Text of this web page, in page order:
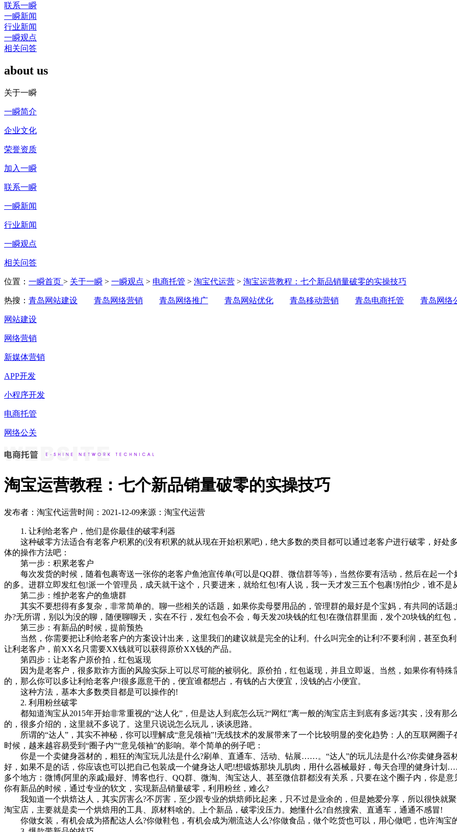
联系一瞬
一瞬新闻
行业新闻
一瞬观点
相关问答
about us
关于一瞬
一瞬简介
企业文化
荣誉资质
加入一瞬
联系一瞬
一瞬新闻
行业新闻
一瞬观点
相关问答
位置： 一瞬首页 > 关于一瞬 > 一瞬观点 > 电商托管 > 淘宝代运营 > 淘宝运营教程：七个新品销量破零的实操技巧
热搜： 青岛网站建设 青岛网络营销 青岛网络推广 青岛网站优化 青岛移动营销 青岛电商托管 青岛网络
网站建设
网络营销
新媒体营销
APP开发
小程序开发
电商托管
网络公关
淘宝运营教程：七个新品销量破零的实操技巧
发布者：淘宝代运营时间：2021-12-09来源：淘宝代运营
1. 让利给老客户，他们是你最佳的破零利器
这种破零方法适合有老客户积累的(没有积累的就从现在开始积累吧)，绝大多数的类目都可以通过老客户进行破零，好
体的操作方法吧：
第一步：积累老客户
每次发货的时候，随着包裹寄送一张你的老客户鱼池宣传单(可以是QQ群、微信群等等)，当然你要有活动，然后在起一个
的多。进群立即发红包!派一个管理员，成天就干这个，只要进来，就给红包!有人说，我一天才发三五个包裹!别怕少，谁
第二步：维护老客户的鱼塘群
其实不要想得有多复杂，非常简单的。聊一些相关的话题，如果你卖母婴用品的，管理群的最好是个宝妈，有共同的话题
办?无所谓，别以为没的聊，随便聊聊天，实在不行，发红包会不会，每天发20块钱的红包!在微信群里面，发个20块钱的
第三步：有新品的时候，提前预热
当然，你需要把让利给老客户的方案设计出来，这里我们的建议就是完全的让利。什么叫完全的让利?不要利润，甚至负
让利老客户，前XX名只需要XX钱就可以获得原价XX钱的产品。
第四步：让老客户原价拍，红包返现
因为是老客户，很多欺诈方面的风险实际上可以尽可能的被弱化。原价拍，红包返现，并且立即返。当然，如果你有特殊
的，那么你可以多让利给老客户!很多愿意干的，便宜谁都想占，有钱的占大便宜，没钱的占小便宜。
这种方法，基本大多数类目都是可以操作的!
2. 利用粉丝破零
都知道淘宝从2015年开始非常重视的“达人化”，但是达人到底怎么玩?“网红”离一般的淘宝店主到底有多远?其实，没有那
的，很多介绍的，这里就不多说了。这里只说说怎么玩儿，谈谈思路。
所谓的“达人”，其实不神秘，你可以理解成“意见领袖”!无线技术的发展带来了一个比较明显的变化趋势：人的互联网圈
时候，越来越容易受到“圈子内”“意见领袖”的影响。举个简单的例子吧：
你是一个卖健身器材的，粗狂的淘宝玩儿法是什么?刷单、直通车、活动、钻展……。“达人”的玩儿法是什么?你卖健身器
好，如果不是的话，你应该也可以把自己包装成一个健身达人吧!想锻炼那块儿肌肉，用什么器械最好，每天合理的健身计
多个地方：微博(阿里的亲戚)最好、博客也行、QQ群、微淘、淘宝达人、甚至微信群都没有关系，只要在这个圈子内，你是
你有新品的时候，通过专业的软文，实现新品销量破零，利用粉丝，难么?
我知道一个烘焙达人，其实厉害么?不厉害，至少跟专业的烘焙师比起来，只不过是业余的，但是她爱分享，所以很快就
淘宝店，主要就是卖一个烘焙用的工具、原材料啥的。上个新品，破零没压力。她懂什么?自然搜索、直通车，通通不感
你做女装，有机会成为搭配达人么?你做鞋包，有机会成为潮流达人么?你做食品，做个吃货也可以，用心做吧，也许